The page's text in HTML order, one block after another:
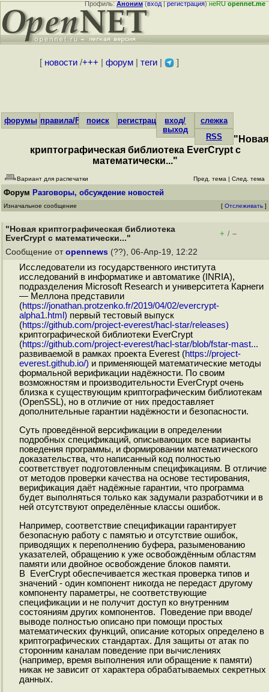
Профиль:Аноним(вход|регистрация)неRUopennet.me
[ новости/+++ форум| теги| ]
форумы правила/FAQпоиск регистрациявход/
выход
слежка
RSS
"Новая
криптографическая библиотека EverCrypt с
математически..."
Вариант для распечатки Пред. тема | След. тема
Форум Разговоры, обсуждение новостей
Изначальное сообщение [ Отслеживать ]
"Новая криптографическая библиотека
EverCrypt с математически..."
+ / –
Сообщение от opennews (??), 06-Апр-19, 12:22
Исследователи из государственного института
исследований в информатике и автоматике (INRIA),
подразделения Microsoft Research и университета Карнеги
— Меллона представили
(https://jonathan.protzenko.fr/2019/04/02/evercrypt-
alpha1.html) первый тестовый выпуск
(https://github.com/project-everest/hacl-star/releases)
криптографической библиотеки EverCrypt
(https://github.com/project-everest/hacl-star/blob/fstar-mast...
развиваемой в рамках проекта Everest (https://project-
everest.github.io/) и применяющей математические методы
формальной верификации надёжности. По своим
возможностям и производительности EverCrypt очень
близка к существующим криптографическим библиотекам
(OpenSSL), но в отличие от них предоставляет
дополнительные гарантии надёжности и безопасности.
Суть проведённой версификации в определении
подробных спецификаций, описывающих все варианты
поведения программы, и формировании математического
доказательства, что написанный код полностью
соответствует подготовленным спецификациям. В отличие
от методов проверки качества на основе тестирования,
верификация даёт надёжные гарантии, что программа
будет выполняться только как задумали разработчики и в
ней отсутствуют определённые классы ошибок.
Например, соответствие спецификации гарантирует
безопасную работу с памятью и отсутствие ошибок,
приводящих к переполнению буфера, разыменованию
указателей, обращению к уже освобождённым областям
памяти или двойное освобождение блоков памяти.
В EverCrypt обеспечивается жесткая проверка типов и
значений - один компонент никогда не передаст другому
компоненту параметры, не соответствующие
спецификации и не получит доступ ко внутренним
состояниям других компонентов. Поведение при вводе/
выводе полностью описано при помощи простых
математических функций, описание которых определено в
криптографических стандартах. Для защиты от атак по
сторонним каналам поведение при вычислениях
(например, время выполнения или обращение к памяти)
никак не зависит от характера обрабатываемых секретных
данных.